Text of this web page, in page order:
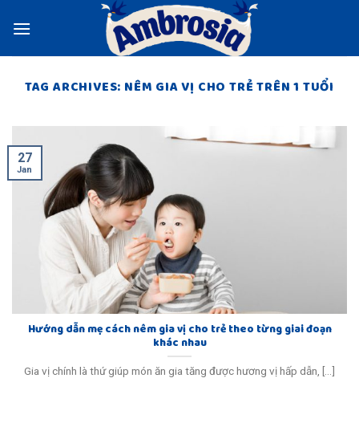
TAG ARCHIVES: NÊM GIA VỊ CHO TRẺ TRÊN 1 TUỔI
Hướng dẫn mẹ cách nêm gia vị cho trẻ theo từng giai đoạn
khác nhau
Gia vị chính là thứ giúp món ăn gia tăng được hương vị hấp dẫn, [...]
27
Jan